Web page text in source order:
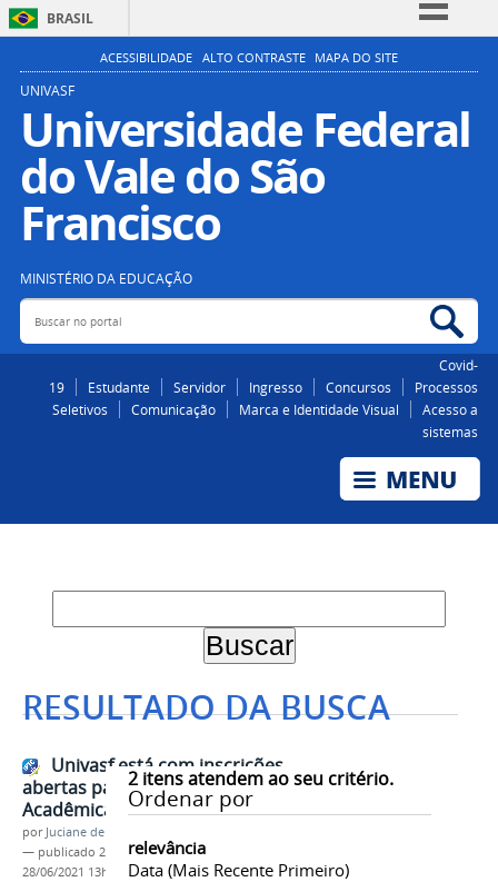
BRASIL
Simplifique!
Participe
Acesso à informação
Legislação
ACESSIBILIDADE ALTO CONTRASTE MAPA DO SITE
UNIVASF
Universidade Federal
do Vale do São
Francisco
MINISTÉRIO DA EDUCAÇÃO
Buscar no portal
Covid-
19
Estudante Servidor Ingresso Concursos
Processos
Seletivos
Comunicação Marca e Identidade Visual
Acesso a
sistemas
RESULTADO DA BUSCA
2itens atendem ao seu critério.
Ordenar por
relevância
Data (mais Recente Primeiro)
Univasf está com inscrições
abertas para IX Semana
Acadêmica de Biologia (Sabiovasf)
por Juciane de Jesus Aleixo
— publicado 28/06/2021—última modificação
28/06/2021 13h27